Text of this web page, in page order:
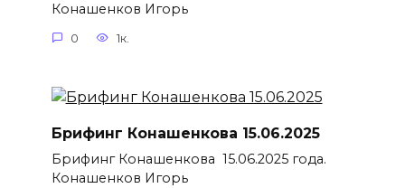
Конашенков Игорь
0 1к.
Брифинг Конашенкова 15.06.2025
Брифинг Конашенкова 15.06.2025 года.
Конашенков Игорь